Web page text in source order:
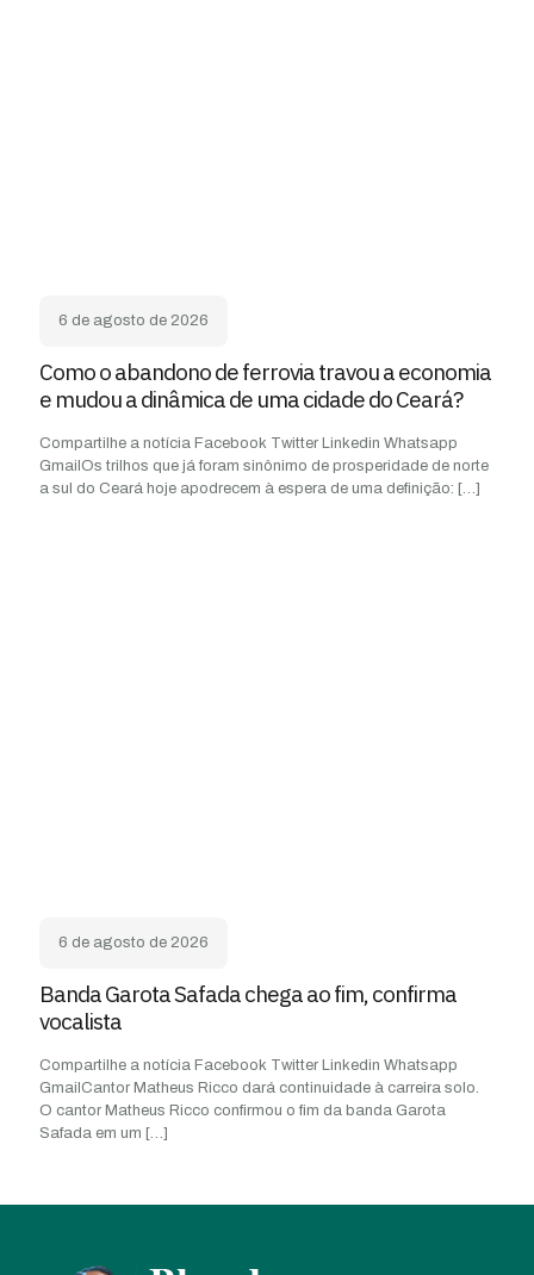
6 de agosto de 2026
Como o abandono de ferrovia travou a economia
e mudou a dinâmica de uma cidade do Ceará?
Compartilhe a notícia Facebook Twitter Linkedin Whatsapp
GmailOs trilhos que já foram sinônimo de prosperidade de norte
a sul do Ceará hoje apodrecem à espera de uma definição: […]
6 de agosto de 2026
Banda Garota Safada chega ao fim, confirma
vocalista
Compartilhe a notícia Facebook Twitter Linkedin Whatsapp
GmailCantor Matheus Ricco dará continuidade à carreira solo.
O cantor Matheus Ricco confirmou o fim da banda Garota
Safada em um […]